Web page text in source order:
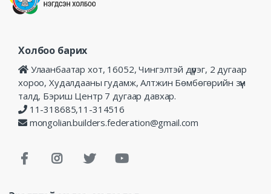
Холбоо барих
Улаанбаатар хот, 16052, Чингэлтэй дүүрэг, 2 дугаар
хороо, Худалдааны гудамж, Алтжин Бөмбөгөрийн зүүн
талд, Бэриш Центр 7 дугаар давхар.
11-318685,11-314516
mongolian.builders.federation@gmail.com